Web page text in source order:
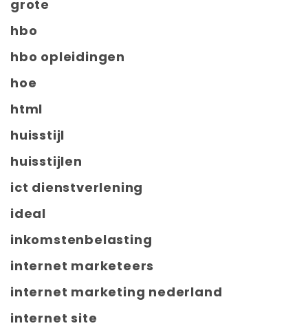
grote
hbo
hbo opleidingen
hoe
html
huisstijl
huisstijlen
ict dienstverlening
ideal
inkomstenbelasting
internet marketeers
internet marketing nederland
internet site